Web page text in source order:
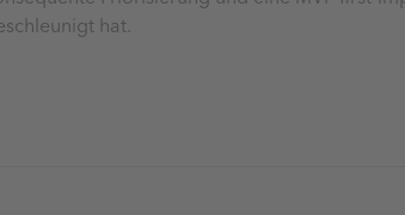
hat.